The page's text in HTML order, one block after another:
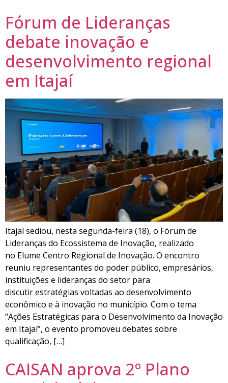
Fórum de Lideranças
debate inovação e
desenvolvimento regional
em Itajaí
Itajaí sediou, nesta segunda-feira (18), o Fórum de
Lideranças do Ecossistema de Inovação, realizado
no Elume Centro Regional de Inovação. O encontro
reuniu representantes do poder público, empresários,
instituições e lideranças do setor para
discutir estratégias voltadas ao desenvolvimento
econômico e à inovação no município. Com o tema
“Ações Estratégicas para o Desenvolvimento da Inovação
em Itajaí”, o evento promoveu debates sobre
qualificação, […]
CAISAN aprova 2º Plano